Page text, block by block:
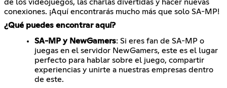
de los videojuegos, las charlas divertidas y hacer nuevas
conexiones. ¡Aquí encontrarás mucho más que solo SA-MP!
¿Qué puedes encontrar aquí?
SA-MP y NewGamers: Si eres fan de SA-MP o
juegas en el servidor NewGamers, este es el lugar
perfecto para hablar sobre el juego, compartir
experiencias y unirte a nuestras empresas dentro
de este.